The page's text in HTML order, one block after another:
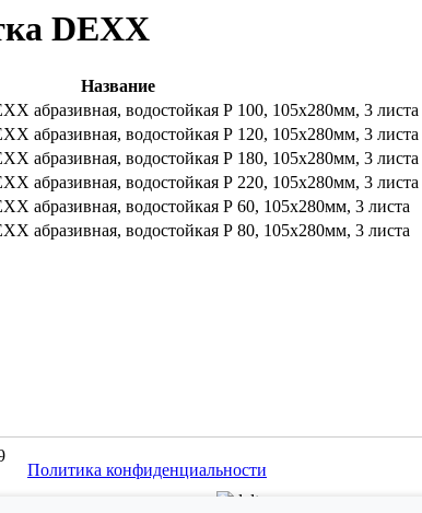
DEXX
Название
абразивная, водостойкая Р 100, 105х280мм, 3 листа
абразивная, водостойкая Р 120, 105х280мм, 3 листа
абразивная, водостойкая Р 180, 105х280мм, 3 листа
абразивная, водостойкая Р 220, 105х280мм, 3 листа
абразивная, водостойкая Р 60, 105х280мм, 3 листа
абразивная, водостойкая Р 80, 105х280мм, 3 листа
Политика конфиденциальности